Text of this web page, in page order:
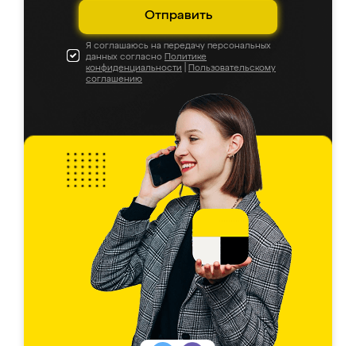
Отправить
Я соглашаюсь на передачу персональных
данных согласно Политике
конфиденциальности
Пользовательскому
соглашению